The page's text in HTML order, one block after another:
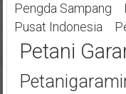
Pengda Sampang
Pusat Indonesia
Petani